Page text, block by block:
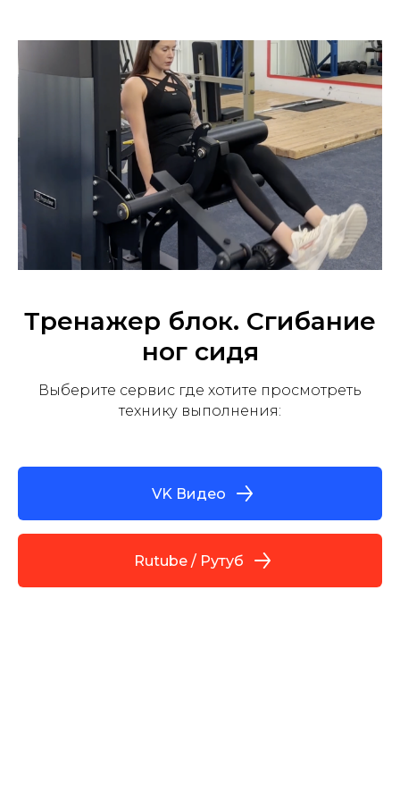
Тренажер блок. Сгибание
ног сидя
Выберите сервис где хотите просмотреть
технику выполнения:
VK Видео
Rutube / Рутуб